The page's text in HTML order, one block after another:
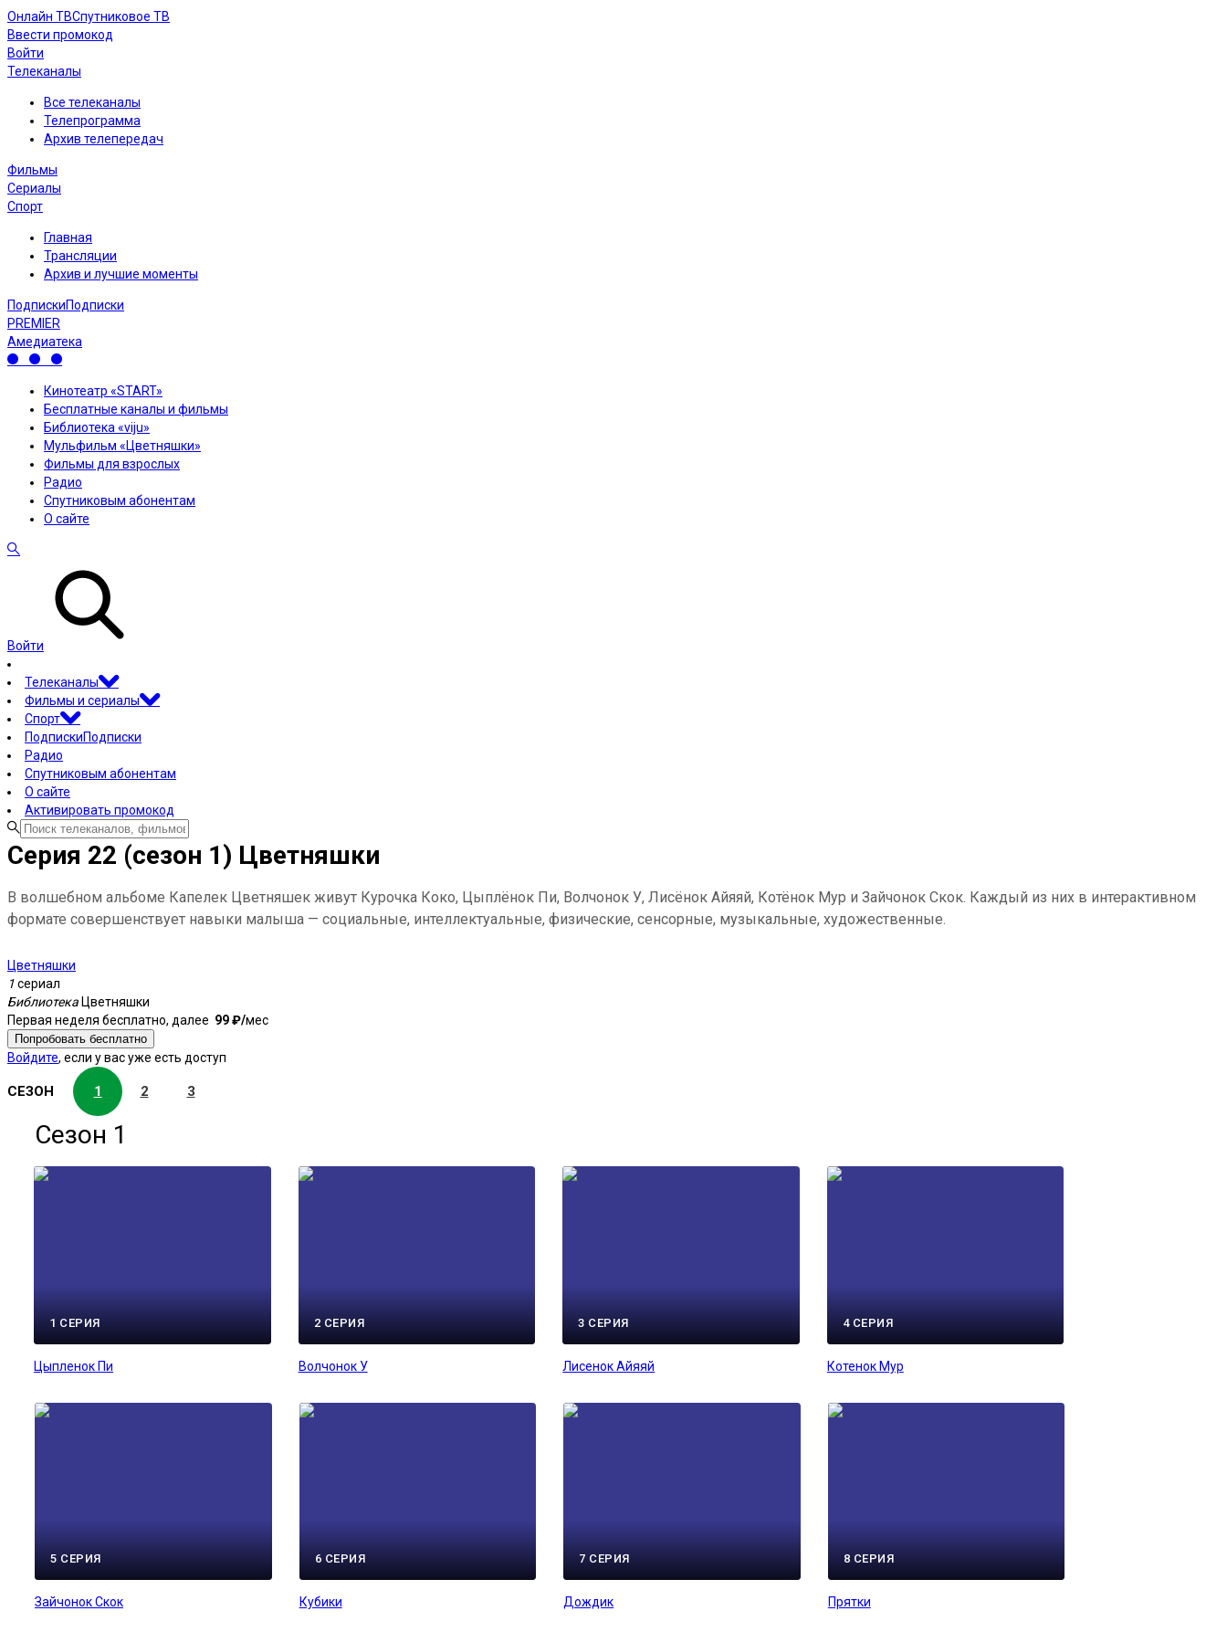
Онлайн ТВСпутниковое ТВ
Ввести промокод
Войти
Телеканалы
Все телеканалы
Телепрограмма
Архив телепередач
Фильмы
Сериалы
Спорт
Главная
Трансляции
Архив и лучшие моменты
ПодпискиПодписки
PREMIER
Амедиатека
Кинотеатр «START»
Бесплатные каналы и фильмы
Библиотека «viju»
Мульфильм «Цветняшки»
Фильмы для взрослых
Радио
Спутниковым абонентам
О сайте
Войти
Телеканалы
Фильмы и сериалы
Спорт
ПодпискиПодписки
Радио
Спутниковым абонентам
О сайте
Активировать промокод
Серия 22 (сезон 1) Цветняшки
В волшебном альбоме Капелек Цветняшек живут Курочка Коко, Цыплёнок Пи, Волчонок У, Лисёнок Айяяй, Котёнок Мур и Зайчонок Скок. Каждый из них в интерактивном
формате совершенствует навыки малыша — социальные, интеллектуальные, физические, сенсорные, музыкальные, художественные.
Цветняшки
1сериал
Библиотека Цветняшки
Первая неделя бесплатно, далее 99 ₽⁠/⁠мес
Попробовать бесплатно
Войдите, если у вас уже есть доступ
СЕЗОН 1 2 3
Сезон 1
1 СЕРИЯ
Цыпленок Пи
2 СЕРИЯ
Волчонок У
3 СЕРИЯ
Лисенок Айяяй
4 СЕРИЯ
Котенок Мур
5 СЕРИЯ
Зайчонок Скок
6 СЕРИЯ
Кубики
7 СЕРИЯ
Дождик
8 СЕРИЯ
Прятки